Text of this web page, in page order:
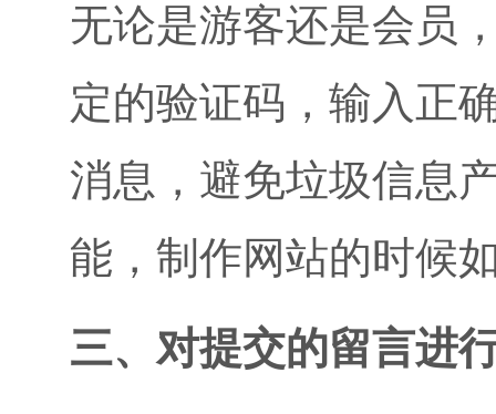
无论是游客还是会员
定的验证码，输入正
消息，避免垃圾信息
能，制作网站的时候
三、对提交的留言进